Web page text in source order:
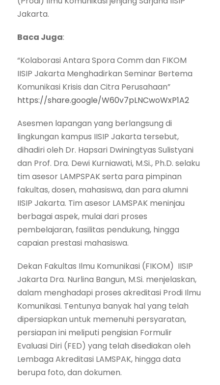
Jakarta.
Baca Juga:
“Kolaborasi Antara Spora Comm dan FIKOM
IISIP Jakarta Menghadirkan Seminar Bertema
Komunikasi Krisis dan Citra Perusahaan”
https://share.google/W60v7pLNCwoWxP1A2
Asesmen lapangan yang berlangsung di
lingkungan kampus IISIP Jakarta tersebut,
dihadiri oleh Dr. Hapsari Dwiningtyas Sulistyani
dan Prof. Dra. Dewi Kurniawati, M.Si., Ph.D. selaku
tim asesor LAMPSPAK serta para pimpinan
fakultas, dosen, mahasiswa, dan para alumni
IISIP Jakarta. Tim asesor LAMSPAK meninjau
berbagai aspek, mulai dari proses
pembelajaran, fasilitas pendukung, hingga
capaian prestasi mahasiswa.
Dekan Fakultas Ilmu Komunikasi (FIKOM) IISIP
Jakarta Dra. Nurlina Bangun, M.Si. menjelaskan,
dalam menghadapi proses akreditasi Prodi Ilmu
Komunikasi. Tentunya banyak hal yang telah
dipersiapkan untuk memenuhi persyaratan,
persiapan ini meliputi pengisian Formulir
Evaluasi Diri (FED) yang telah disediakan oleh
Lembaga Akreditasi LAMSPAK, hingga data
berupa foto, dan dokumen.